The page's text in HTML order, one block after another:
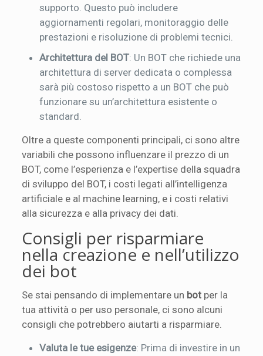
supporto. Questo può includere
aggiornamenti regolari, monitoraggio delle
prestazioni e risoluzione di problemi tecnici.
Architettura del BOT: Un BOT che richiede una
architettura di server dedicata o complessa
sarà più costoso rispetto a un BOT che può
funzionare su un’architettura esistente o
standard.
Oltre a queste componenti principali, ci sono altre
variabili che possono influenzare il prezzo di un
BOT, come l’esperienza e l’expertise della squadra
di sviluppo del BOT, i costi legati all’intelligenza
artificiale e al machine learning, e i costi relativi
alla sicurezza e alla privacy dei dati.
Consigli per risparmiare
nella creazione e nell’utilizzo
dei bot
Se stai pensando di implementare un bot per la
tua attività o per uso personale, ci sono alcuni
consigli che potrebbero aiutarti a risparmiare.
Valuta le tue esigenze: Prima di investire in un